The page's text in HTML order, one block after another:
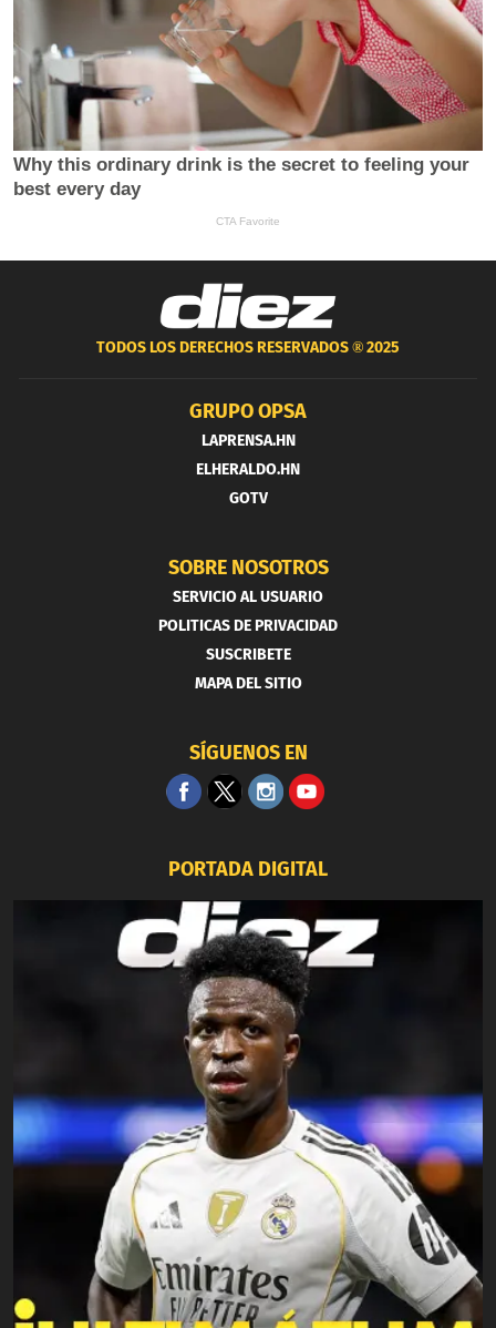
TODOS LOS DERECHOS RESERVADOS ®2025
GRUPO OPSA
LAPRENSA.HN
ELHERALDO.HN
GOTV
SOBRE NOSOTROS
SERVICIO AL USUARIO
POLITICAS DE PRIVACIDAD
SUSCRIBETE
MAPA DEL SITIO
SÍGUENOS EN
PORTADA DIGITAL